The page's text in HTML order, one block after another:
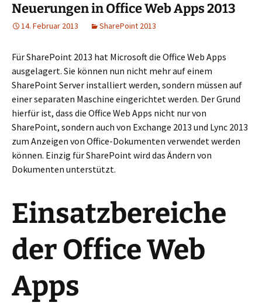
Neuerungen in Office Web Apps 2013
14. Februar 2013 SharePoint 2013
Für SharePoint 2013 hat Microsoft die Office Web Apps
ausgelagert. Sie können nun nicht mehr auf einem
SharePoint Server installiert werden, sondern müssen auf
einer separaten Maschine eingerichtet werden. Der Grund
hierfür ist, dass die Office Web Apps nicht nur von
SharePoint, sondern auch von Exchange 2013 und Lync 2013
zum Anzeigen von Office-Dokumenten verwendet werden
können. Einzig für SharePoint wird das Ändern von
Dokumenten unterstützt.
Einsatzbereiche
der Office Web
Apps